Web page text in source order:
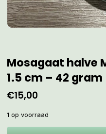
Mosagaat halve
1.5 cm – 42 gram
€15,00
1 op voorraad